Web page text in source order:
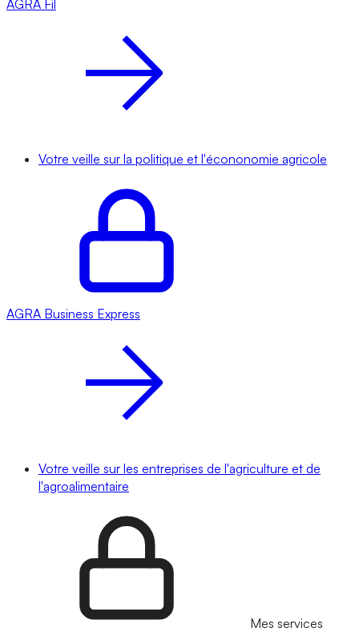
AGRA Fil
Votre veille sur la politique et l'écononomie agricole
AGRA Business Express
Votre veille sur les entreprises de l'agriculture et de
l'agroalimentaire
Mes services